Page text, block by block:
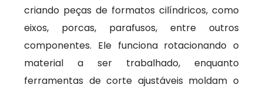
criando peças de formatos cilíndricos, como
eixos, porcas, parafusos, entre outros
componentes. Ele funciona rotacionando o
material a ser trabalhado, enquanto
ferramentas de corte ajustáveis moldam o